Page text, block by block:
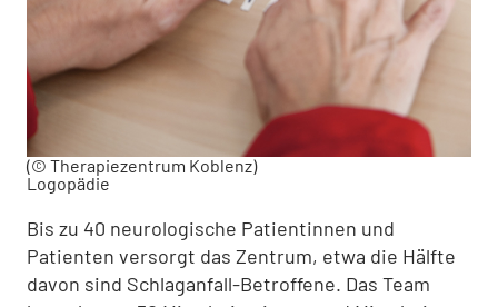
(© Therapiezentrum Koblenz)
Logopädie
Bis zu 40 neurologische Patientinnen und
Patienten versorgt das Zentrum, etwa die Hälfte
davon sind Schlaganfall-Betroffene. Das Team